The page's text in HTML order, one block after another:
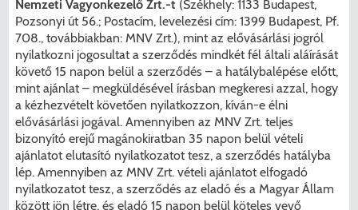
Nemzeti Vagyonkezelő Zrt.-t (Székhely: 1133 Budapest,
Pozsonyi út 56.; Postacím, levelezési cím: 1399 Budapest, Pf.
708., továbbiakban: MNV Zrt.), mint az elővásárlási jogról
nyilatkozni jogosultat a szerződés mindkét fél általi aláírását
követő 15 napon belül a szerződés – a hatálybalépése előtt,
mint ajánlat – megküldésével írásban megkeresi azzal, hogy
a kézhezvételt követően nyilatkozzon, kíván-e élni
elővásárlási jogával. Amennyiben az MNV Zrt. teljes
bizonyító erejű magánokiratban 35 napon belül vételi
ajánlatot elutasító nyilatkozatot tesz, a szerződés hatályba
lép. Amennyiben az MNV Zrt. vételi ajánlatot elfogadó
nyilatkozatot tesz, a szerződés az eladó és a Magyar Állam
között jön létre, és eladó 15 napon belül köteles vevő